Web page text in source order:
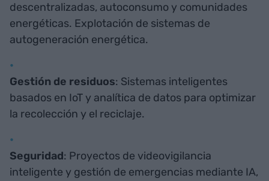
descentralizadas, autoconsumo y comunidades
energéticas. Explotación de sistemas de
autogeneración energética.
Gestión de residuos: Sistemas inteligentes
basados en IoT y analítica de datos para optimizar
la recolección y el reciclaje.
Seguridad: Proyectos de videovigilancia
inteligente y gestión de emergencias mediante IA,